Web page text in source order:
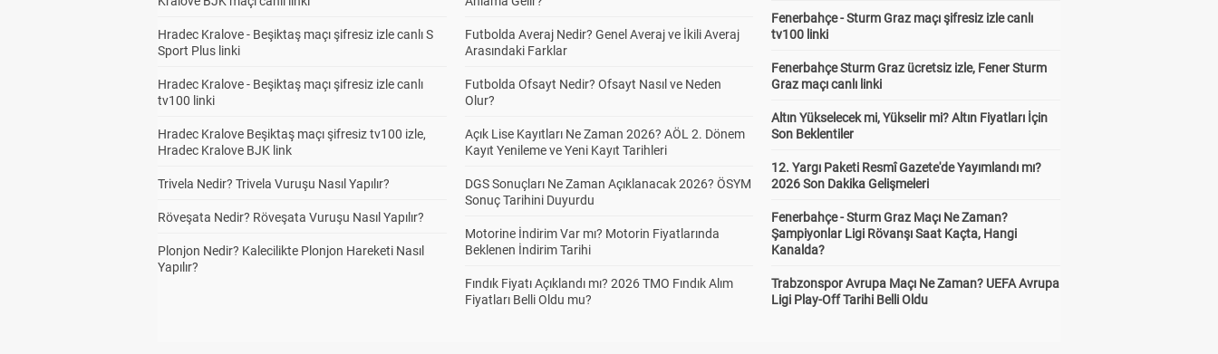
Hradec Kralove - Beşiktaş maçı şifresiz izle canlı S
Sport Plus linki
Hradec Kralove - Beşiktaş maçı şifresiz izle canlı
tv100 linki
Hradec Kralove Beşiktaş maçı şifresiz tv100 izle,
Hradec Kralove BJK link
Trivela Nedir? Trivela Vuruşu Nasıl Yapılır?
Röveşata Nedir? Röveşata Vuruşu Nasıl Yapılır?
Plonjon Nedir? Kalecilikte Plonjon Hareketi Nasıl
Yapılır?
Futbolda Averaj Nedir? Genel Averaj ve İkili Averaj
Arasındaki Farklar
Futbolda Ofsayt Nedir? Ofsayt Nasıl ve Neden
Olur?
Açık Lise Kayıtları Ne Zaman 2026? AÖL 2. Dönem
Kayıt Yenileme ve Yeni Kayıt Tarihleri
DGS Sonuçları Ne Zaman Açıklanacak 2026? ÖSYM
Sonuç Tarihini Duyurdu
Motorine İndirim Var mı? Motorin Fiyatlarında
Beklenen İndirim Tarihi
Fındık Fiyatı Açıklandı mı? 2026 TMO Fındık Alım
Fiyatları Belli Oldu mu?
Fenerbahçe - Sturm Graz maçı şifresiz izle canlı
tv100 linki
Fenerbahçe Sturm Graz ücretsiz izle, Fener Sturm
Graz maçı canlı linki
Altın Yükselecek mi, Yükselir mi? Altın Fiyatları İçin
Son Beklentiler
12. Yargı Paketi Resmî Gazete'de Yayımlandı mı?
2026 Son Dakika Gelişmeleri
Fenerbahçe - Sturm Graz Maçı Ne Zaman?
Şampiyonlar Ligi Rövanşı Saat Kaçta, Hangi
Kanalda?
Trabzonspor Avrupa Maçı Ne Zaman? UEFA Avrupa
Ligi Play-Off Tarihi Belli Oldu